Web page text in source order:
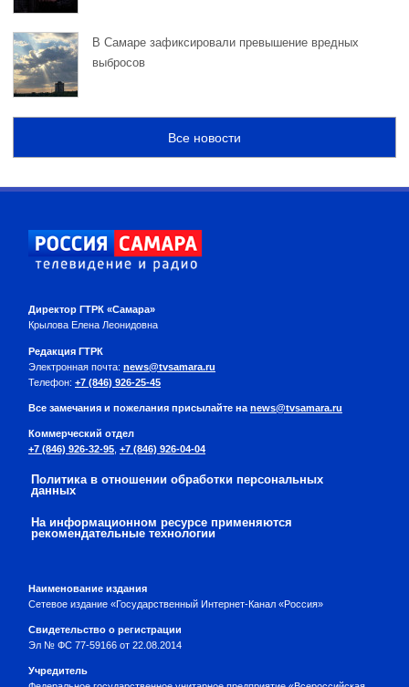
В Самаре зафиксировали превышение вредных
выбросов
Все новости
Директор ГТРК «Самара»
Крылова Елена Леонидовна
Редакция ГТРК
Электронная почта: news@tvsamara.ru
Телефон: +7 (846) 926-25-45
Все замечания и пожелания присылайте на news@tvsamara.ru
Коммерческий отдел
+7 (846) 926-32-95 +7 (846) 926-04-04
Политика в отношении обработки персональных
данных
На информационном ресурсе применяются
рекомендательные технологии
Наименование издания
Сетевое издание «Государственный Интернет-Канал «Россия»
Свидетельство о регистрации
Эл № ФС 77-59166 от 22.08.2014
Учредитель